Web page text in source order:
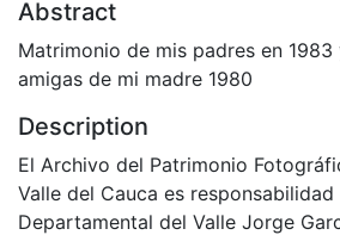
Abstract
Matrimonio de mis padres en 1983
amigas de mi madre 1980
Description
El Archivo del Patrimonio
Valle del Cauca es
Departamental del Valle Jorge